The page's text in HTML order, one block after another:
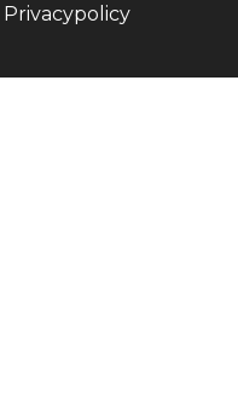
Privacypolicy